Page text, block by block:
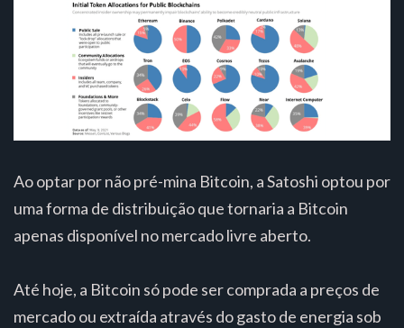
Ao optar por não pré-mina Bitcoin, a Satoshi optou por
uma forma de distribuição que tornaria a Bitcoin
apenas disponível no mercado livre aberto.
Até hoje, a Bitcoin só pode ser comprada a preços de
mercado ou extraída através do gasto de energia sob